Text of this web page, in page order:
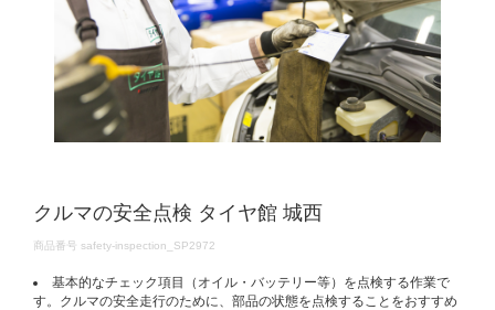
クルマの安全点検 タイヤ館 城西
DETAILS
商品番号 safety-inspection_SP2972
基本的なチェック項目（オイル・バッテリー等）を点検する作業で
す。クルマの安全走行のために、部品の状態を点検することをおすすめ